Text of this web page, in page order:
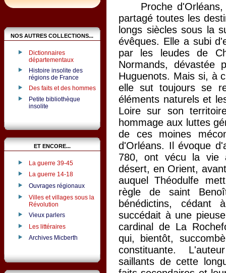
NOS AUTRES COLLECTIONS...
Dictionnaires
départementaux
Histoire insolite des
régions de France
Des faits et des hommes
Petite bibliothèque
insolite
ET ENCORE...
La guerre 39-45
La guerre 14-18
Ouvrages régionaux
Villes et villages sous la
Révolution
Vieux parlers
Les littéraires
Archives Micberth
Proche d'Orléans,
partagé toutes les
longs siècles sous la
évêques. Elle a subi
par les leudes de
Normands, dévastée
Huguenots. Mais si, à
elle sut toujours se
éléments naturels et
Loire sur son
hommage aux luttes
de ces moines
d'Orléans. Il évoque
780, ont vécu la vie
désert, en Orient,
auquel Théodulfe
règle de saint
bénédictins, cédant
succédait à une
cardinal de La
qui, bientôt,
constituante.
saillants de cette